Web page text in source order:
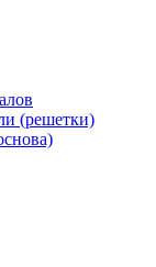
(решетки)